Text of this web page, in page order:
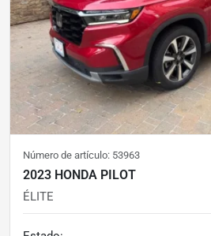
Número de artículo: 53963
2023 HONDA PILOT
ÉLITE